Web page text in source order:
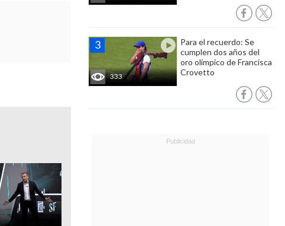
333
Para el recuerdo: Se
cumplen dos años del
oro olímpico de Francisca
Crovetto